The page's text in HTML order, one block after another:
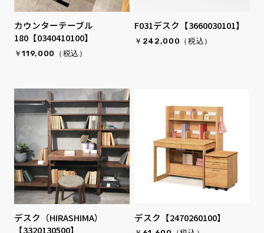
カウンターテーブル
180【0340410100】
￥119,000（税込）
F031デスク【3660030101】
￥242,000（税込）
デスク（HIRASHIMA）
【3320130500】
デスク【2470260100】